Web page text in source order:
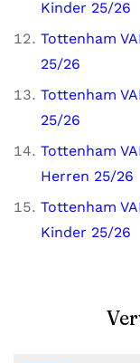
Kinder 25/26
Tottenham
25/26
Tottenham
25/26
Tottenham
Herren 25/26
Tottenham
Kinder 25/26